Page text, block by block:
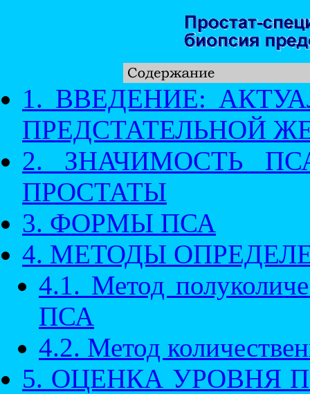
1. ВВЕДЕНИЕ:
ПРЕДСТАТЕЛЬНОЙ
2. ЗНАЧИМОСТЬ
ПРОСТАТЫ
3. ФОРМЫ ПСА
4. МЕТОДЫ
4.1. Метод
ПСА
4.2. Метод
5. ОЦЕНКА УРОВНЯ